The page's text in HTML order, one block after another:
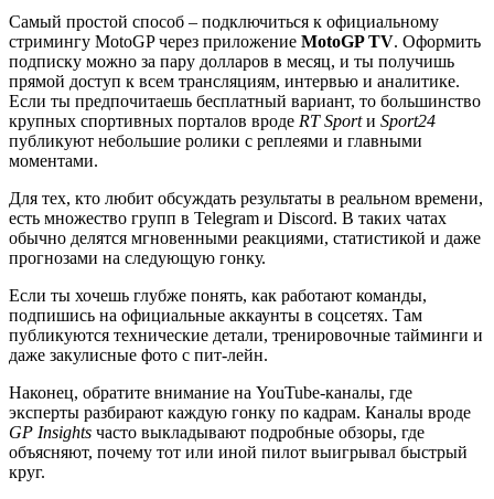
Самый простой способ – подключиться к официальному
стримингу MotoGP через приложение MotoGP TV. Оформить
подписку можно за пару долларов в месяц, и ты получишь
прямой доступ к всем трансляциям, интервью и аналитике.
Если ты предпочитаешь бесплатный вариант, то большинство
крупных спортивных порталов вроде RT Sportи Sport24
публикуют небольшие ролики с реплеями и главными
моментами.
Для тех, кто любит обсуждать результаты в реальном времени,
есть множество групп в Telegram и Discord. В таких чатах
обычно делятся мгновенными реакциями, статистикой и даже
прогнозами на следующую гонку.
Если ты хочешь глубже понять, как работают команды,
подпишись на официальные аккаунты в соцсетях. Там
публикуются технические детали, тренировочные тайминги и
даже закулисные фото с пит-лейн.
Наконец, обратите внимание на YouTube‑каналы, где
эксперты разбирают каждую гонку по кадрам. Каналы вроде
GP Insights часто выкладывают подробные обзоры, где
объясняют, почему тот или иной пилот выигрывал быстрый
круг.